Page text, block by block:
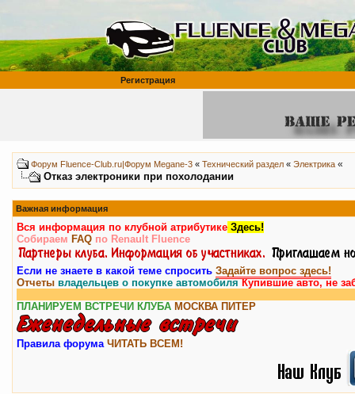
Регистрация
Форум Fluence-Club.ru|Форум Megane-3 « Технический раздел « Электрика «
Отказ электроники при похолодании
Важная информация
Вся информация по клубной атрибутике Здесь!
Собираем FAQ по Renault Fluence
Если не знаете в какой теме спросить Задайте вопрос здесь!
Отчеты владельцев о покупке автомобиляКупившие авто, не
ПЛАНИРУЕМ ВСТРЕЧИ КЛУБА МОСКВА ПИТЕР
Правила форума ЧИТАТЬ ВСЕМ!